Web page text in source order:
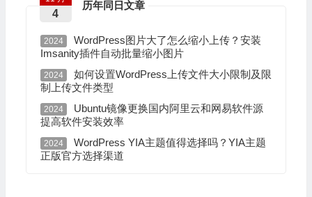
历年同日文章
4
2024
WordPress图片大了怎么缩小上传？安装
Imsanity插件自动批量缩小图片
2024
如何设置WordPress上传文件大小限制及限
制上传文件类型
2024
Ubuntu镜像更换国内阿里云和网易软件源
提高软件安装效率
2024
WordPress YIA主题值得选择吗？YIA主题
正版官方选择渠道